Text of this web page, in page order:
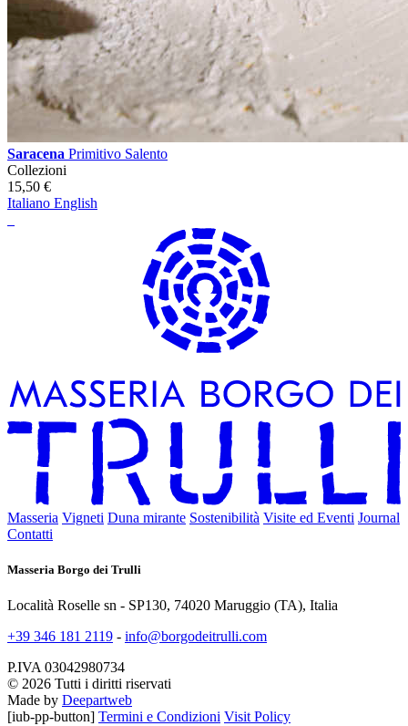
Saracena Primitivo Salento
Collezioni
15,50 €
Italiano English
Masseria Vigneti Duna mirante Sostenibilità Visite ed Eventi Journal
Contatti
Masseria Borgo dei Trulli
Località Roselle sn - SP130, 74020 Maruggio (TA), Italia
+39 346 181 2119 - info@borgodeitrulli.com
P.IVA 03042980734
© 2026 Tutti i diritti riservati
Made by Deepartweb
[iub-pp-button] Termini e Condizioni Visit Policy